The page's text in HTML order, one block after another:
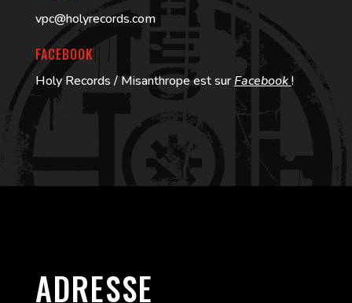
vpc@holyrecords.com
FACEBOOK
Holy Records / Misanthrope est surFacebook!
ADRESSE